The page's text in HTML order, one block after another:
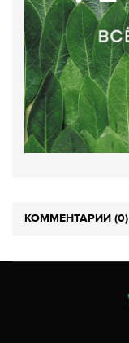
КОММЕНТАРИИ (0)